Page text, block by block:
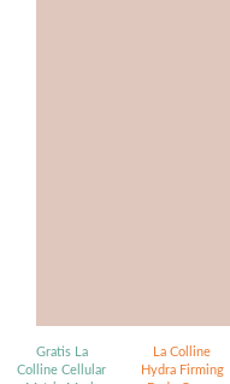
Gratis La
Colline Cellular
La Colline
Hydra Firming